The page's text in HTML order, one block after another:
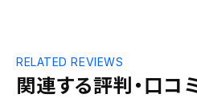
関連する評判・口コ
RELATED REVIEWS